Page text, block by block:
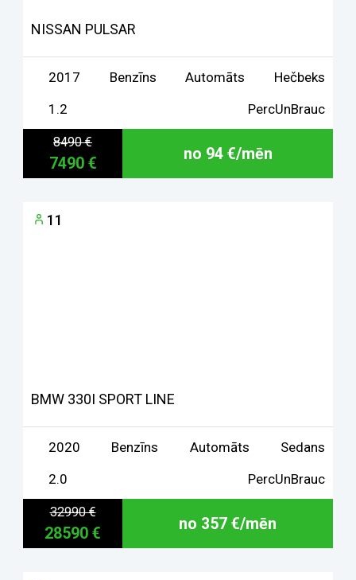
NISSAN PULSAR
2017 Benzīns Automāts
Hečbeks
1.2
PercUnBrauc
8490 €
7490 €
no 94 €/mēn
11
BMW 330I SPORT LINE
2020 Benzīns Automāts
Sedans
2.0
PercUnBrauc
32990 €
28590 €
no 357 €/mēn